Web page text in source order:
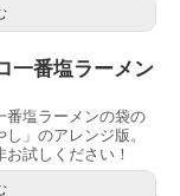
一番塩ラーメン
番塩ラーメンの袋の
」のアレンジ版。
試しください！